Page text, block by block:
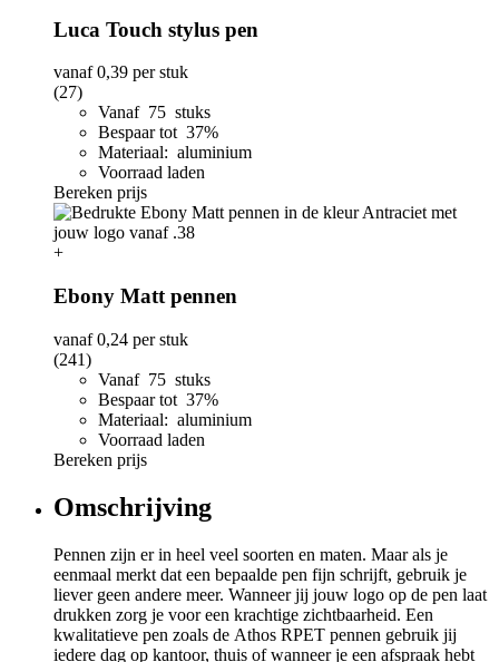
Luca Touch stylus pen
vanaf0,39 per stuk
(27)
Vanaf 75 stuks
Bespaar tot 37%
Materiaal: aluminium
Voorraad laden
Bereken prijs
+
Ebony Matt pennen
vanaf0,24 per stuk
(241)
Vanaf 75 stuks
Bespaar tot 37%
Materiaal: aluminium
Voorraad laden
Bereken prijs
Omschrijving
Pennen zijn er in heel veel soorten en maten. Maar als je
eenmaal merkt dat een bepaalde pen fijn schrijft, gebruik je
liever geen andere meer. Wanneer jij jouw logo op de pen laat
drukken zorg je voor een krachtige zichtbaarheid. Een
kwalitatieve pen zoals de Athos RPET pennen gebruik jij
iedere dag op kantoor, thuis of wanneer je een afspraak hebt